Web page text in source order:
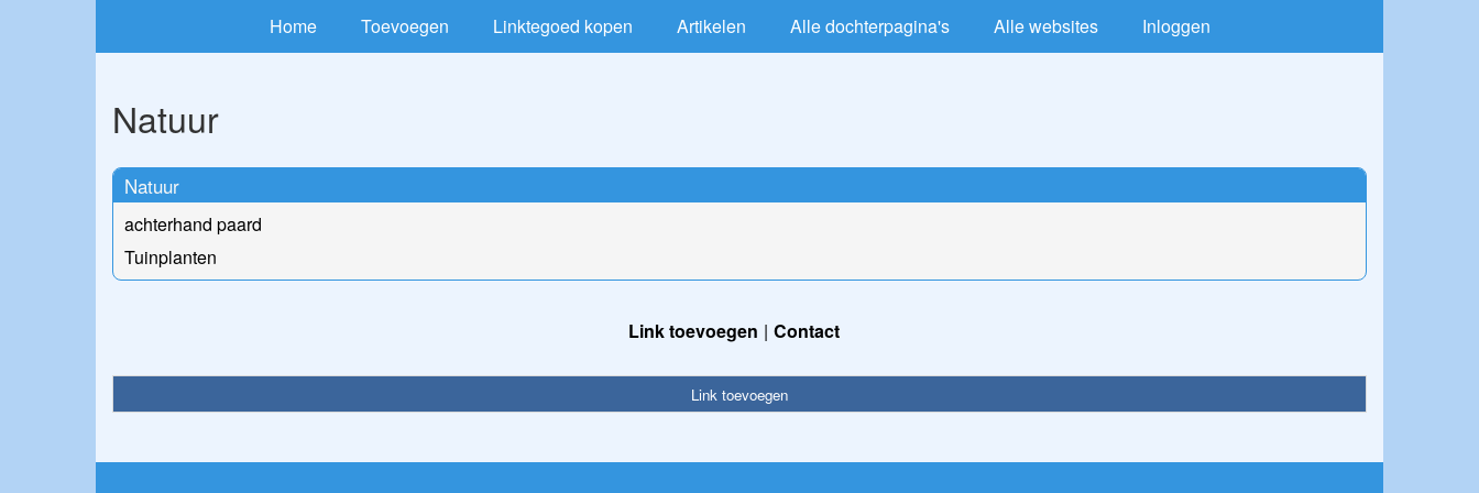
Home Toevoegen Linktegoed kopen Artikelen Alle dochterpagina's Alle websites Inloggen
Natuur
Natuur
achterhand paard
Tuinplanten
Link toevoegen Contact
Link toevoegen